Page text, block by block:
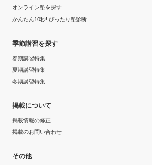
志望校と合格状況
高校2年
通年
通塾頻度
週5日以上
1日あたりの授業時間
オンライン塾を探す
かんたん10秒! ぴったり塾診断
季節講習を探す
春期講習特集
夏期講習特集
冬期講習特集
掲載について
掲載情報の修正
掲載のお問い合わせ
その他